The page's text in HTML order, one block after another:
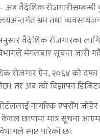
वैदेशिक रोजगारीसम्बन्धी
श्रम तथा
वैदेशिक रोजगारका
मंगलबार सूचना जारी
रोजगार ऐन, २०६४ को दफा
तर अब त्यो विज्ञापन
नागरिक एपसँग
छापामा मात्र सूचना
स्पष्ट पारेको छ।